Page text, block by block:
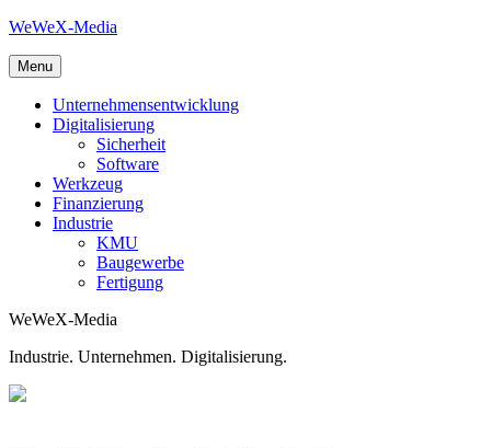
Skip
content
WeWeX-Media
Menu
Unternehmensentwicklung
Digitalisierung
Sicherheit
Software
Werkzeug
Finanzierung
Industrie
KMU
Baugewerbe
Fertigung
WeWeX-Media
Industrie. Unternehmen. Digitalisierung.